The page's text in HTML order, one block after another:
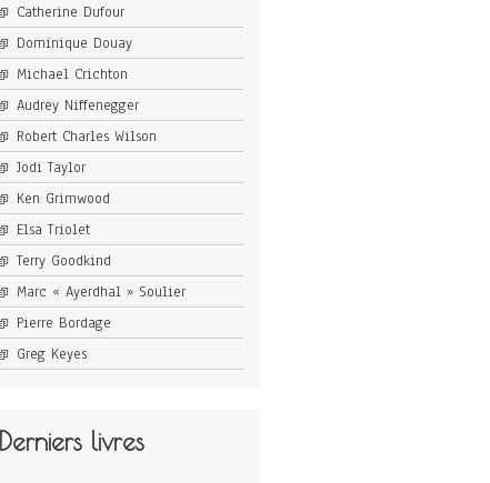
Catherine Dufour
Dominique Douay
Michael Crichton
Audrey Niffenegger
Robert Charles Wilson
Jodi Taylor
Ken Grimwood
Elsa Triolet
Terry Goodkind
Marc « Ayerdhal » Soulier
Pierre Bordage
Greg Keyes
Derniers livres